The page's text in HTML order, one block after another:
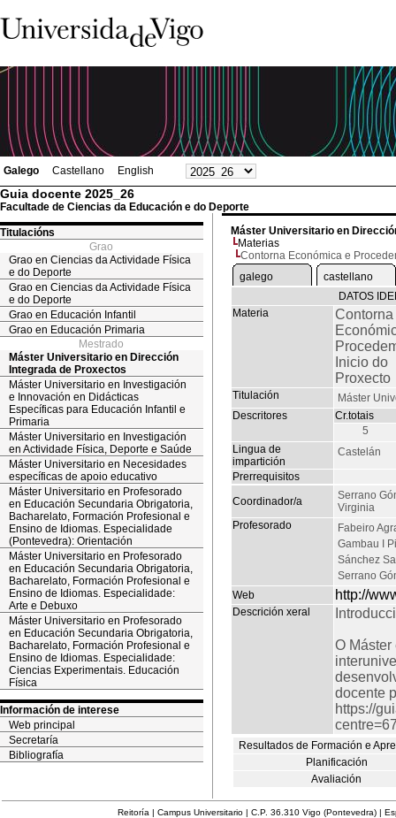
Galego Castellano English
Guia docente 2025_26
Facultade de Ciencias da Educación e do Deporte
Titulacións
Grao
Grao en Ciencias da Actividade Física
e do Deporte
Grao en Ciencias da Actividade Física
e do Deporte
Grao en Educación Infantil
Grao en Educación Primaria
Mestrado
Máster Universitario en Dirección
Integrada de Proxectos
Máster Universitario en Investigación
e Innovación en Didácticas
Específicas para Educación Infantil e
Primaria
Máster Universitario en Investigación
en Actividade Física, Deporte e Saúde
Máster Universitario en Necesidades
específicas de apoio educativo
Máster Universitario en Profesorado
en Educación Secundaria Obrigatoria,
Bacharelato, Formación Profesional e
Ensino de Idiomas. Especialidade
(Pontevedra): Orientación
Máster Universitario en Profesorado
en Educación Secundaria Obrigatoria,
Bacharelato, Formación Profesional e
Ensino de Idiomas. Especialidade:
Arte e Debuxo
Máster Universitario en Profesorado
en Educación Secundaria Obrigatoria,
Bacharelato, Formación Profesional e
Ensino de Idiomas. Especialidade:
Ciencias Experimentais. Educación
Física
Información de interese
Web principal
Secretaría
Bibliografía
Máster Universitario en
Materias
Contorna Económica e
galego
castellano
DATOS
Materia
Contorna
Inicio do
Proxecto
Titulación
Máster
Descritores
Cr.totais
5
Lingua de
impartición
Castelán
Prerrequisitos
Coordinador/a
Serrano
Virginia
Profesorado
Fabeiro
Gambau I
Sánchez
Serrano
Web
http://
Descrición xeral
O
docente
https://
Resultados de Formación e
Planificación
Avaliación
Reitoría | Campus Universitario | C.P. 36.310 Vigo (Pontevedra) |